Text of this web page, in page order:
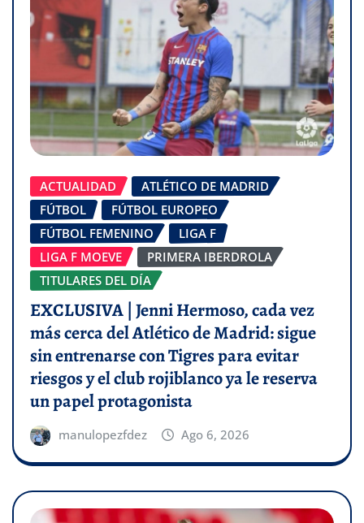
ACTUALIDAD
ATLÉTICO DE MADRID
FÚTBOL
FÚTBOL EUROPEO
FÚTBOL FEMENINO
LIGA F
LIGA F MOEVE
PRIMERA IBERDROLA
TITULARES DEL DÍA
EXCLUSIVA | Jenni Hermoso, cada vez
más cerca del Atlético de Madrid: sigue
sin entrenarse con Tigres para evitar
riesgos y el club rojiblanco ya le reserva
un papel protagonista
manulopezfdez Ago 6, 2026